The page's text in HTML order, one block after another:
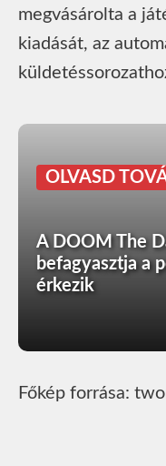
megvásárolta a
kiadását, az
OLVASD
A DOOM The
befagyasztja a
érkezik
Főkép forrása: